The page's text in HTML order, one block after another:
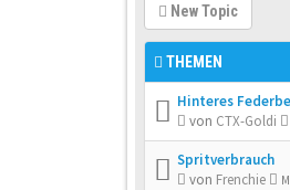
New Topic
THEMEN
Hinteres
von CTX-Goldi
Spritverbrauch
von Frenchie